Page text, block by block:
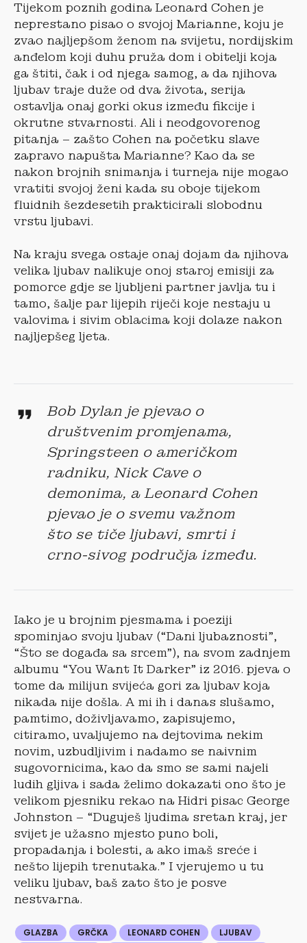
Tijekom poznih godina Leonard Cohen je
neprestano pisao o svojoj Marianne, koju je
zvao najljepšom ženom na svijetu, nordijskim
anđelom koji duhu pruža dom i obitelji koja
ga štiti, čak i od njega samog, a da njihova
ljubav traje duže od dva života, serija
ostavlja onaj gorki okus između fikcije i
okrutne stvarnosti. Ali i neodgovorenog
pitanja – zašto Cohen na početku slave
zapravo napušta Marianne? Kao da se
nakon brojnih snimanja i turneja nije mogao
vratiti svojoj ženi kada su oboje tijekom
fluidnih šezdesetih prakticirali slobodnu
vrstu ljubavi.
Na kraju svega ostaje onaj dojam da njihova
velika ljubav nalikuje onoj staroj emisiji za
pomorce gdje se ljubljeni partner javlja tu i
tamo, šalje par lijepih riječi koje nestaju u
valovima i sivim oblacima koji dolaze nakon
najljepšeg ljeta.
Bob Dylan je pjevao o
društvenim promjenama,
Springsteen o američkom
radniku, Nick Cave o
demonima, a Leonard Cohen
pjevao je o svemu važnom
što se tiče ljubavi, smrti i
crno-sivog područja između.
Iako je u brojnim pjesmama i poeziji
spominjao svoju ljubav (“Dani ljubaznosti”,
“Što se događa sa srcem”), na svom zadnjem
albumu “You Want It Darker” iz 2016. pjeva o
tome da milijun svijeća gori za ljubav koja
nikada nije došla. A mi ih i danas slušamo,
pamtimo, doživljavamo, zapisujemo,
citiramo, uvaljujemo na dejtovima nekim
novim, uzbudljivim i nadamo se naivnim
sugovornicima, kao da smo se sami najeli
ludih gljiva i sada želimo dokazati ono što je
velikom pjesniku rekao na Hidri pisac George
Johnston – “Duguješ ljudima sretan kraj, jer
svijet je užasno mjesto puno boli,
propadanja i bolesti, a ako imaš sreće i
nešto lijepih trenutaka.” I vjerujemo u tu
veliku ljubav, baš zato što je posve
nestvarna.
GLAZBA GRČKA LEONARD COHEN LJUBAV